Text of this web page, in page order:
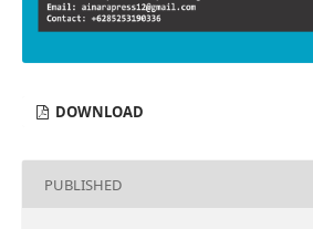
DOWNLOAD
PUBLISHED